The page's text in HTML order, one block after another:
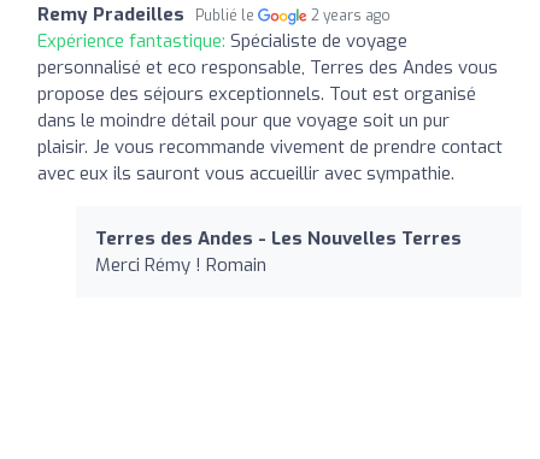
Remy Pradeilles Publié le 2 years ago
Expérience fantastique: Spécialiste de voyage
personnalisé et eco responsable, Terres des Andes vous
propose des séjours exceptionnels. Tout est organisé
dans le moindre détail pour que voyage soit un pur
plaisir. Je vous recommande vivement de prendre contact
avec eux ils sauront vous accueillir avec sympathie.
Terres des Andes - Les Nouvelles Terres
Merci Rémy ! Romain